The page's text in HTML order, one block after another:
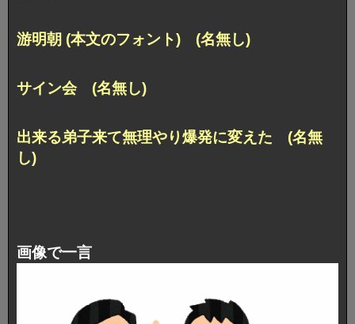
游明朝 (本文のフォント) (名無し)
サイン会 (名無し)
出来る弟子来て無理やり爆発に変えた (名無
し)
画像で一言